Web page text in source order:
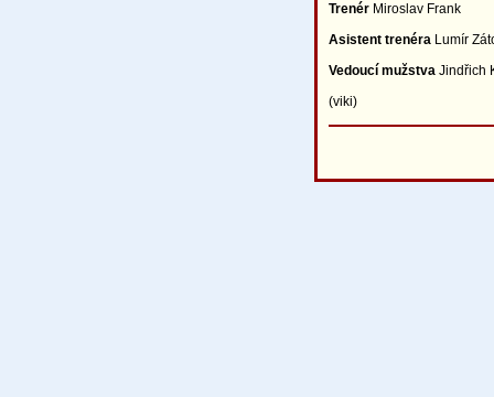
Trenér Miroslav Frank
Asistent trenéra Lumír
Vedoucí mužstva Jindřich
(viki)